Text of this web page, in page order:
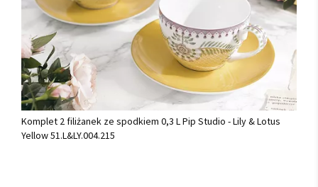
Komplet 2 filiżanek ze spodkiem 0,3 L Pip Studio - Lily & Lotus
Yellow 51.L&LY.004.215